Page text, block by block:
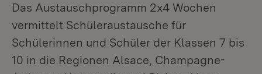
Das Austauschprogramm 2x4 Wochen
vermittelt Schüleraustausche für
Schülerinnen und Schüler der Klassen 7 bis
10 in die Regionen Alsace, Champagne-